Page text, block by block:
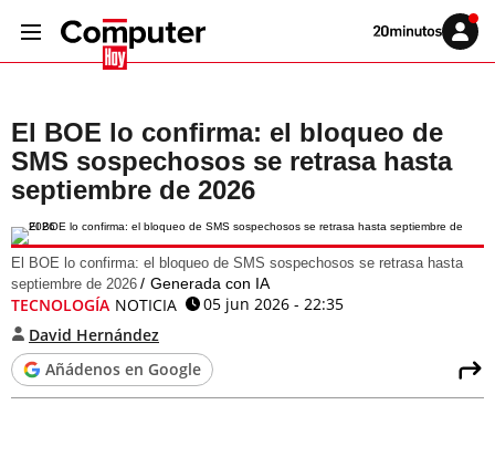
Volver
Iniciar
sesión
El BOE lo confirma: el bloqueo de
SMS sospechosos se retrasa hasta
septiembre de 2026
El BOE lo confirma: el bloqueo de SMS sospechosos se retrasa hasta
septiembre de 2026
Generada con IA
TECNOLOGÍA NOTICIA
05 jun 2026 - 22:35
David Hernández
Añádenos en Google